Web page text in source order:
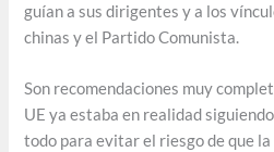
guían a sus dirigentes y a los
chinas y el Partido Comunista.
Son recomendaciones muy
UE ya estaba en realidad
todo para evitar el riesgo de que